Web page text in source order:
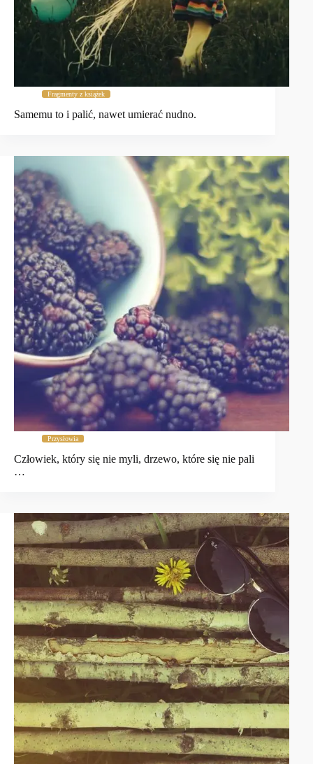
Fragmenty z książek
Samemu to i palić, nawet umierać nudno.
Przysłowia
Człowiek, który się nie myli, drzewo, które się nie pali
…